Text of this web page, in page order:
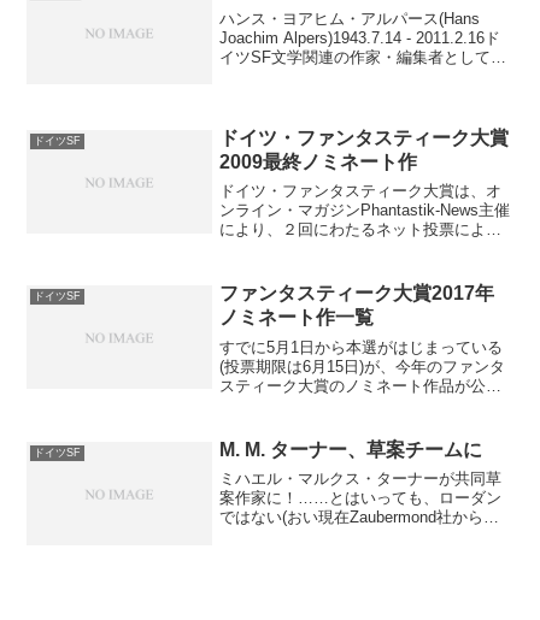
ハンス・ヨアヒム・アルパース(Hans
Joachim Alpers)1943.7.14 - 2011.2.16ド
イツSF文学関連の作家・編集者として著
ドイツSF
ドイツ・ファンタスティーク大賞
2009最終ノミネート作
ドイツ・ファンタスティーク大賞は、オ
ンライン・マガジンPhantastik-News主催
により、２回にわたるネット投票によっ
ていたのだが……紹介し忘れたかな？
wwwPh...
ドイツSF
ファンタスティーク大賞2017年
ノミネート作一覧
すでに5月1日から本選がはじまっている
(投票期限は6月15日)が、今年のファンタ
スティーク大賞のノミネート作品が公開
2・3日にオーバーハウゼンで幻想文学大
祭〈ファンタ...
ドイツSF M. M. ターナー、草案チームに
ミハエル・マルクス・ターナーが共同草
案作家に！……とはいっても、ローダン
ではない(おい現在Zaubermond社から単